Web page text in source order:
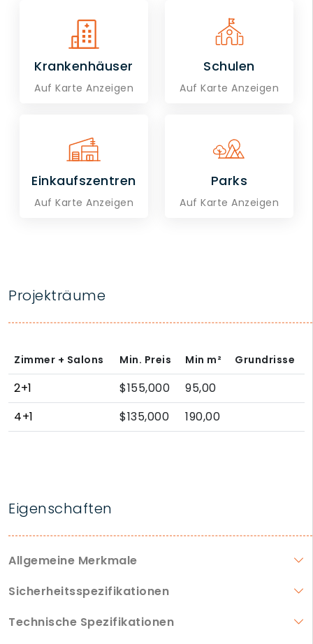
Krankenhäuser
Auf Karte Anzeigen
Schulen
Auf Karte Anzeigen
Einkaufszentren
Auf Karte Anzeigen
Parks
Auf Karte Anzeigen
Projekträume
Zimmer + Salons Min. Preis Min m² Grundrisse
2+1 $155,000
95,00
4+1
$135,000 190,00
Eigenschaften
Allgemeine Merkmale
Sicherheitsspezifikationen
Technische Spezifikationen